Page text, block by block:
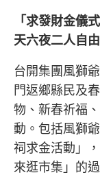
「求發財金儀
天六夜二人自
台開集團風獅
門返鄉縣民及
物、新春祈福
動。包括風獅
祠求金活動」
來逛市集」的